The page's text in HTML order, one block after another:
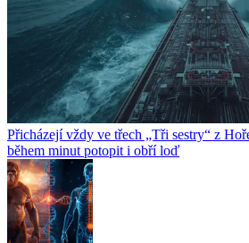
Přicházejí vždy ve třech „Tři sestry“ z
během minut potopit i obří loď